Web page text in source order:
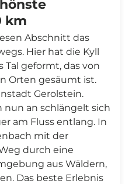
km
Abschnitt das
Hier hat die Kyll
Tal geformt, das von
Orten gesäumt ist.
Gerolstein.
nun an schlängelt sich
am Fluss entlang. In
mit der
durch eine
aus Wäldern,
Das beste Erlebnis